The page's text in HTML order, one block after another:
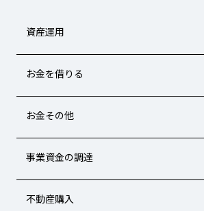
資産運用
お金を借りる
お金その他
事業資金の調達
不動産購入